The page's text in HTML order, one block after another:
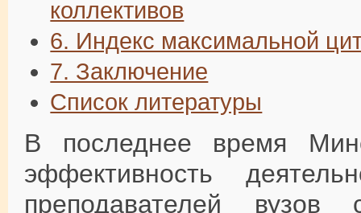
коллективов
6. Индекс максимальной
7. Заключение
Список литературы
В последнее время
эффективность
преподавателей вузов